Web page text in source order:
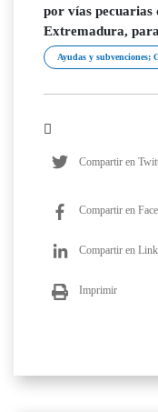
por vías pecuarias
Extremadura,
Ayudas y subvenciones;
Compartir en
Compartir en
Compartir en
Imprimir